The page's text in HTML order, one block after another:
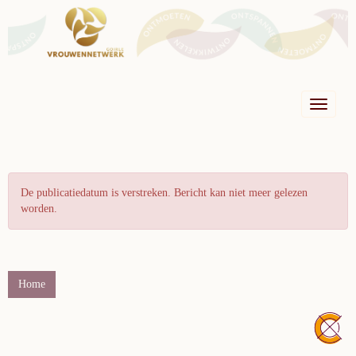
Toggle
De publicatiedatum is verstreken. Bericht kan niet meer gelezen
worden.
Home